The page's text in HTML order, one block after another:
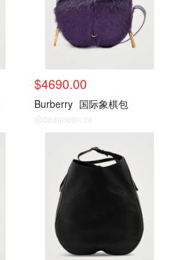
$4690.00
Burberry 国际象棋包
@dealmoon.ca